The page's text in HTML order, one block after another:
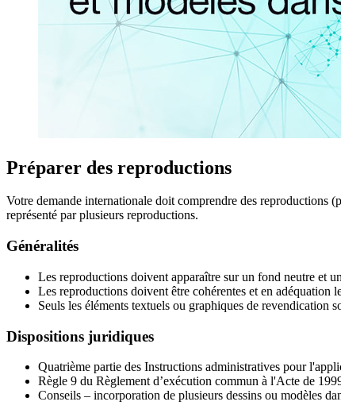
Préparer des reproductions
Votre demande internationale doit comprendre des reproductions
représenté par plusieurs reproductions.
Généralités
Les reproductions doivent apparaître sur un fond neutre et
Les reproductions doivent être cohérentes et en adéquation
Seuls les éléments textuels ou graphiques de revendication
Dispositions juridiques
Quatrième partie des Instructions administratives pour
Règle 9 du Règlement d’exécution commun à l'Acte de
Conseils – incorporation de plusieurs dessins ou modèles